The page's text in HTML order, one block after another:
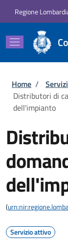
Regione
Briciole
Home / Servizi
Distributori di
dell'impianto
(
Servizio attivo